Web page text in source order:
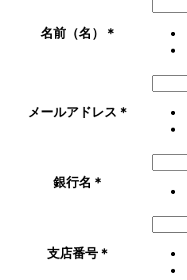
名前（名） ＊
メールアドレス ＊
銀行名 ＊
支店番号 ＊